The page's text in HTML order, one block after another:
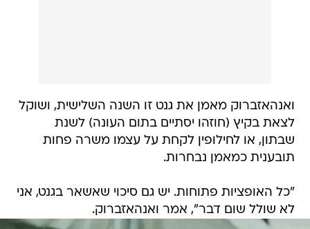
ואנהאזברוק מאמן את גנט זו השנה השלישית, ושוקל
לצאת בקיץ (חוזהו יסתיים בתום העונה) לשנת
שבתון, או לחילופין לקחת על עצמו משרה פחות
תובענית כמאמן נבחרות.
"כל האופציות פתוחות. יש גם סיכוי שאשאר בגנט, אני
לא שולל שום דבר", אמר ואנהאזברוק.